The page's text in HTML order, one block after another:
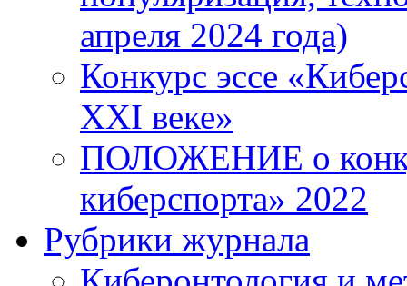
апреля 2024 года)
Конкурс эссе
XXI веке»
ПОЛОЖЕНИЕ о
киберспорта» 2022
Рубрики журнала